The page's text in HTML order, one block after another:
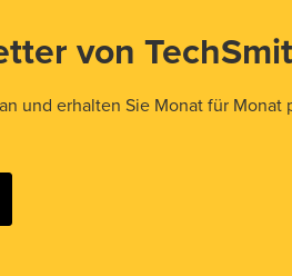
von
und erhalten Sie Monat für Monat